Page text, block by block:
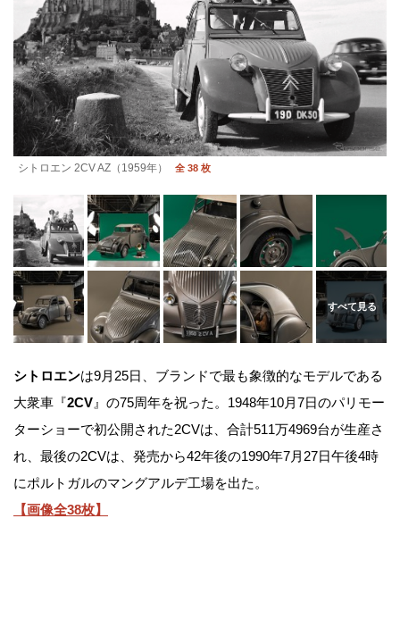
シトロエン 2CV AZ（1959年） 全 38 枚
シトロエンは9月25日、ブランドで最も象徴的なモデルである
大衆車『2CV 』の75周年を祝った。1948年10月7日のパリモー
ターショーで初公開された2CVは、合計511万4969台が生産さ
れ、最後の2CVは、発売から42年後の1990年7月27日午後4時
にポルトガルのマングアルデ工場を出た。
【画像全38枚】